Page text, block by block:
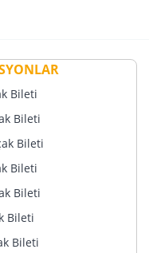
Bileti
Bileti
Bileti
Bileti
Bileti
Bileti
Bileti